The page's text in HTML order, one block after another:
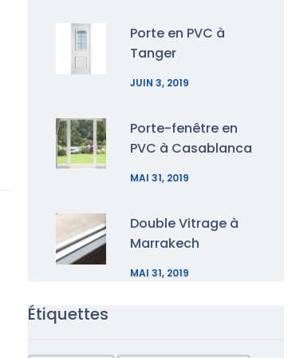
Porte en PVC à
Tanger
JUIN 3, 2019
Porte-fenêtre en
PVC à Casablanca
MAI 31, 2019
Double Vitrage à
Marrakech
MAI 31, 2019
Étiquettes